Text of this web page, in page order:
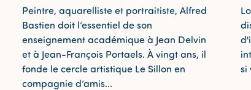
Peintre, aquarelliste et portraitiste, Alfred
Bastien doit l’essentiel de son
enseignement académique à Jean Delvin
et à Jean-François Portaels. À vingt ans, il
fonde le cercle artistique Le Sillon en
compagnie d’amis...
si